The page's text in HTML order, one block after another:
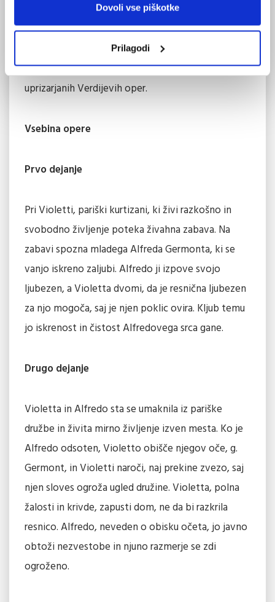
Dovoli vse piškotke
Prilagodi
sveta” v 1850-ih precej novost in je pritegnila tako
pozornost kot kontroverznost. Krstna predstava
je bila izvedena v Benečiji in odtlej
velja za eno najbolj priljubljenih in pogosto
uprizarjanih Verdijevih oper.
Vsebina opere
Prvo dejanje
Pri Violetti, pariški kurtizani, ki živi razkošno in
svobodno življenje poteka živahna zabava. Na
zabavi spozna mladega Alfreda Germonta, ki se
vanjo iskreno zaljubi. Alfredo ji izpove svojo
ljubezen, a Violetta dvomi, da je resnična ljubezen
za njo mogoča, saj je njen poklic ovira. Kljub temu
jo iskrenost in čistost Alfredovega srca gane.
Drugo dejanje
Violetta in Alfredo sta se umaknila iz pariške
družbe in živita mirno življenje izven mesta. Ko je
Alfredo odsoten, Violetto obišče njegov oče, g.
Germont, in Violetti naroči, naj prekine zvezo, saj
njen sloves ogroža ugled družine. Violetta, polna
žalosti in krivde, zapusti dom, ne da bi razkrila
resnico. Alfredo, neveden o obisku očeta, jo javno
obtoži nezvestobe in njuno razmerje se zdi
ogroženo.